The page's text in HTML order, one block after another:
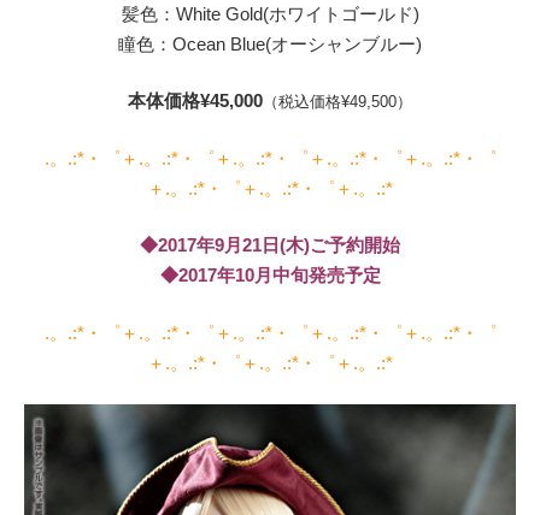
髪色：White Gold(ホワイトゴールド)
瞳色：Ocean Blue(オーシャンブルー)
本体価格¥45,000 （税込価格¥49,500）
.。.:*・゜＋.。.:*・゜＋.。.:*・゜＋.。.:*・゜＋.。.:*・゜
＋.。.:*・゜＋.。.:*・゜＋.。.:*
◆2017年9月21日(木)ご予約開始
◆2017年10月中旬発売予定
.。.:*・゜＋.。.:*・゜＋.。.:*・゜＋.。.:*・゜＋.。.:*・゜
＋.。.:*・゜＋.。.:*・゜＋.。.:*